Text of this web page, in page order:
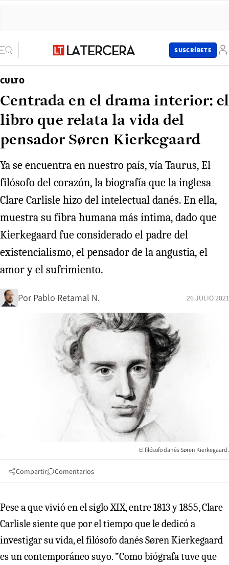
SUSCRÍBETE
CULTO
Centrada en el drama interior: el
libro que relata la vida del
pensador Søren Kierkegaard
Ya se encuentra en nuestro país, vía Taurus, El
filósofo del corazón, la biografía que la inglesa
Clare Carlisle hizo del intelectual danés. En ella,
muestra su fibra humana más íntima, dado que
Kierkegaard fue considerado el padre del
existencialismo, el pensador de la angustia, el
amor y el sufrimiento.
Por Pablo Retamal N. 26 JULIO 2021
El filósofo danés Søren Kierkegaard.
Compartir Comentarios
Pese a que vivió en el siglo XIX, entre 1813 y 1855, Clare
Carlisle siente que por el tiempo que le dedicó a
investigar su vida, el filósofo danés Søren Kierkegaard
es un contemporáneo suyo. ”Como biógrafa tuve que